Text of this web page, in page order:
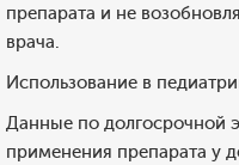
препарата и не
врача.
Использование в
Данные по долгосрочной
применения препарата у